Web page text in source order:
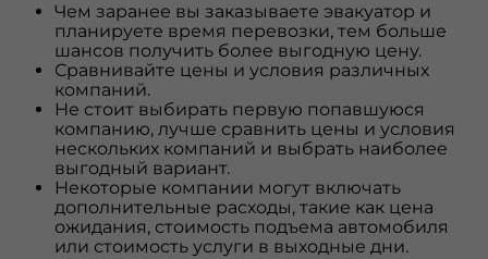
Чем заранее вы заказываете эвакуатор и
планируете время перевозки, тем больше
шансов получить более выгодную цену.
Сравнивайте цены и условия различных
компаний.
Не стоит выбирать первую попавшуюся
компанию, лучше сравнить цены и условия
нескольких компаний и выбрать наиболее
выгодный вариант.
Некоторые компании могут включать
дополнительные расходы, такие как цена
ожидания, стоимость подъема автомобиля
или стоимость услуги в выходные дни.